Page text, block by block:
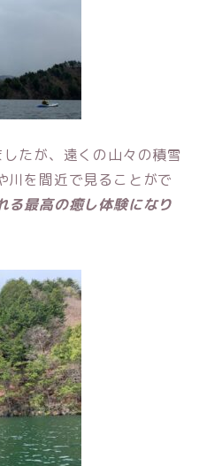
たが、遠くの山々の積雪
川を間近で見ることがで
る最高の癒し体験になり